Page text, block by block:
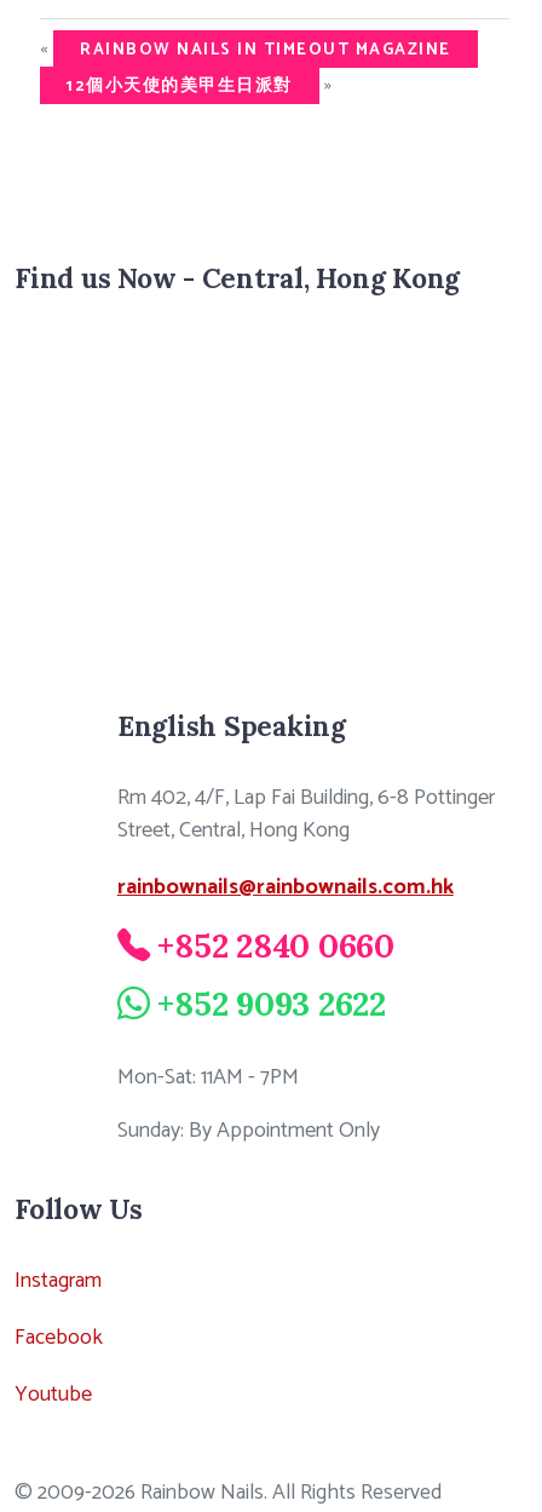
«
RAINBOW NAILS IN TIMEOUT MAGAZINE
12個小天使的美甲生日派對
»
Find us Now - Central, Hong Kong
English Speaking
Rm 402, 4/F, Lap Fai Building, 6-8 Pottinger
Street, Central, Hong Kong
rainbownails@rainbownails.com.hk
+852 2840 0660
+852 9093 2622
Mon-Sat: 11AM - 7PM
Sunday: By Appointment Only
Follow Us
Instagram
Facebook
Youtube
© 2009-2026 Rainbow Nails. All Rights Reserved